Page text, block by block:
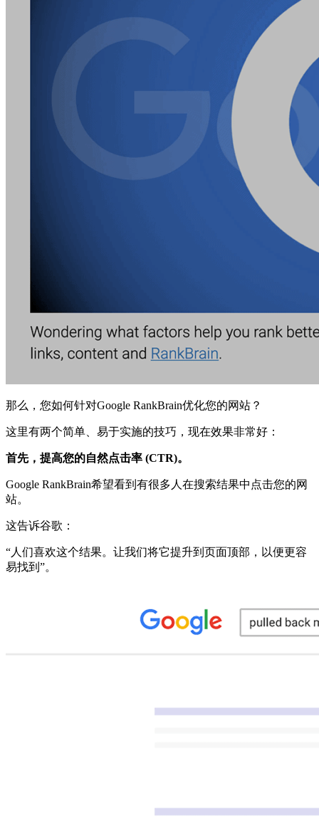
那么，您如何针对Google RankBrain优化您的网站？
这里有两个简单、易于实施的技巧，现在效果非常好：
首先，提高您的自然点击率 (CTR)。
Google RankBrain希望看到有很多人在搜索结果中点击您的网
站。
这告诉谷歌：
“人们喜欢这个结果。让我们将它提升到页面顶部，以便更容
易找到”。